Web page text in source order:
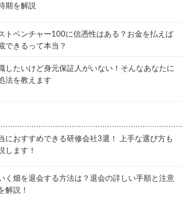
期を解説
トベンチャー100に信憑性はある？お金を払えば
できるって本当？
したいけど身元保証人がいない！そんなあなたに
法を教えます
におすすめできる研修会社3選！ 上手な選び方も
します！
く畑を退会する方法は？退会の詳しい手順と注意
解説！